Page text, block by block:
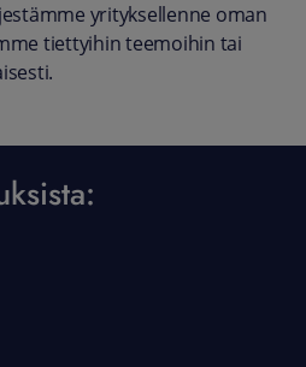
yrityksellenne oman
tiettyihin teemoihin tai